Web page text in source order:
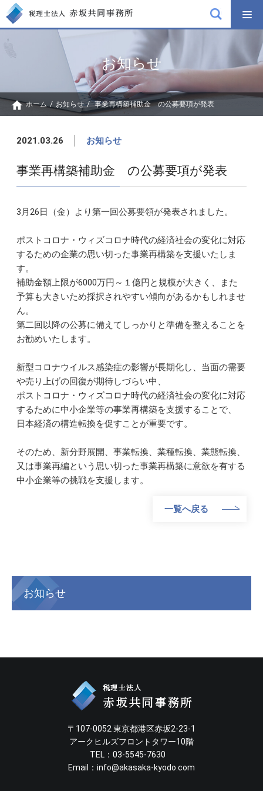
お知らせ
ホーム / お知らせ / 事業再構築補助金 の公募要項が発表
2021.03.26 お知らせ
事業再構築補助金　の公募要項が発表
3月26日（金）より第一回公募要領が発表されました。
ポストコロナ・ウィズコロナ時代の経済社会の変化に対応
するための企業の思い切った事業再構築を支援いたしま
す。
補助金額上限が6000万円～１億円と規模が大きく、また
予算も大きいため採択されやすい傾向があるかもしれませ
ん。
第二回以降の公募に備えてしっかりと準備を整えることを
お勧めいたします。
新型コロナウイルス感染症の影響が長期化し、当面の需要
や売り上げの回復が期待しづらい中、
ポストコロナ・ウィズコロナ時代の経済社会の変化に対応
するために中小企業等の事業再構築を支援することで、
日本経済の構造転換を促すことが重要です。
そのため、新分野展開、事業転換、業種転換、業態転換、
又は事業再編という思い切った事業再構築に意欲を有する
中小企業等の挑戦を支援します。
一覧へ戻る
お知らせ
〒107-0052 東京都港区赤坂2-23-1
アークヒルズフロントタワー10階
TEL：03-5545-7630
Email： info@akasaka-kyodo.com